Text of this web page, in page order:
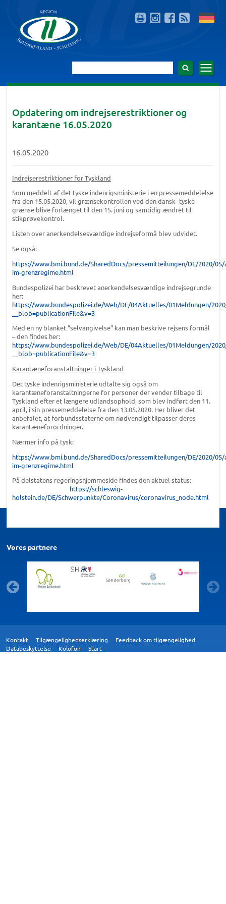
Opdatering om indrejserestriktioner og
karantæne 16.05.2020
16.05.2020
Indrejserestriktioner for Tyskland
Som meddelt af det tyske indenrigsministerie i en pressemeddelelse
fra den 15.05.2020, vil grænsekontrollen ved den dansk- tyske
grænse blive forlænget til den 15. juni og samtidig ændret til
stikprøvekontrol.
Listen over anerkendelsesværdige indrejseformå blev udvidet.
Se også:
https://www.bmi.bund.de/SharedDocs/pressemitteilungen/DE/2020/05/
im-grenzregime.html
Bundespolizei har beskrevet anerkendelsesværdige indrejsegrunde
her:
https://www.bundespolizei.de/Web/DE/04Aktuelles/01Meldungen/
__blob=publicationFile&v=3
Med en ny blanket ”selvangivelse” kan man beskrive rejsens formål
– den findes her:
https://www.bundespolizei.de/Web/DE/04Aktuelles/01Meldungen/
__blob=publicationFile&v=3
Karantæneforanstaltninger i Tyskland
Det tyske indenrigsministerie udtalte sig også om
karantæneforanstaltningerne for personer der vender tilbage til
Tyskland efter et længere udlandsophold, som blev indført den 11.
april, i sin pressemeddelelse fra den 13.05.2020. Her bliver det
anbefalet, at forbundsstaterne om nødvendigt tilpasser deres
karantæneforordninger.
Nærmer info på tysk:
https://www.bmi.bund.de/SharedDocs/pressemitteilungen/DE/2020/05/
im-grenzregime.html
På delstatens regeringshjemmeside findes den aktuel status:
https://schleswig-
holstein.de/DE/Schwerpunkte/Coronavirus/coronavirus_node.html
Vores partnere
Kontakt Tilgængelighedserklæring
Feedback om tilgængelighed
Databeskyttelse
Kolofon Start